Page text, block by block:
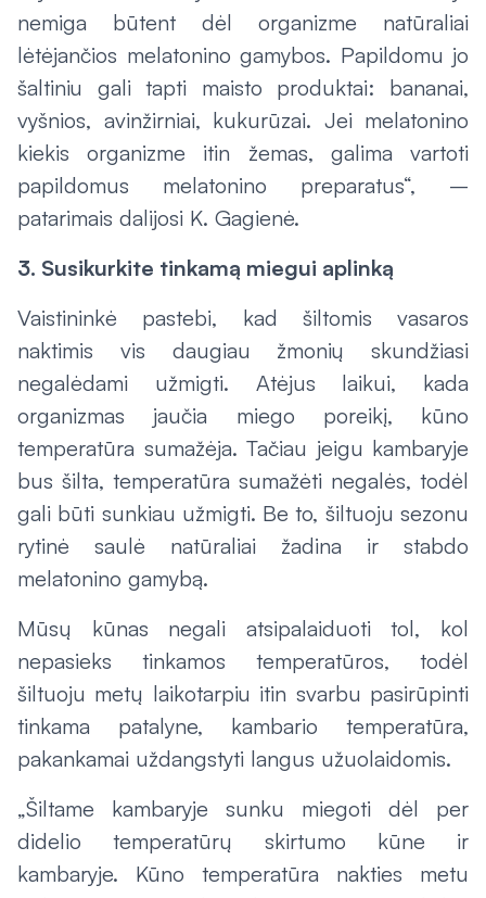
nemiga būtent dėl organizme natūraliai
lėtėjančios melatonino gamybos. Papildomu jo
šaltiniu gali tapti maisto produktai: bananai,
vyšnios, avinžirniai, kukurūzai. Jei melatonino
kiekis organizme itin žemas, galima vartoti
papildomus melatonino preparatus“, –
patarimais dalijosi K. Gagienė.
3. Susikurkite tinkamą miegui aplinką
Vaistininkė pastebi, kad šiltomis vasaros
naktimis vis daugiau žmonių skundžiasi
negalėdami užmigti. Atėjus laikui, kada
organizmas jaučia miego poreikį, kūno
temperatūra sumažėja. Tačiau jeigu kambaryje
bus šilta, temperatūra sumažėti negalės, todėl
gali būti sunkiau užmigti. Be to, šiltuoju sezonu
rytinė saulė natūraliai žadina ir stabdo
melatonino gamybą.
Mūsų kūnas negali atsipalaiduoti tol, kol
nepasieks tinkamos temperatūros, todėl
šiltuoju metų laikotarpiu itin svarbu pasirūpinti
tinkama patalyne, kambario temperatūra,
pakankamai uždangstyti langus užuolaidomis.
„Šiltame kambaryje sunku miegoti dėl per
didelio temperatūrų skirtumo kūne ir
kambaryje. Kūno temperatūra nakties metu